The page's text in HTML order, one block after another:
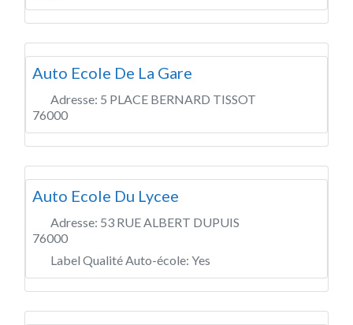
Auto Ecole De La Gare
Adresse: 5 PLACE BERNARD TISSOT
76000
Auto Ecole Du Lycee
Adresse: 53 RUE ALBERT DUPUIS
76000
Label Qualité Auto-école: Yes